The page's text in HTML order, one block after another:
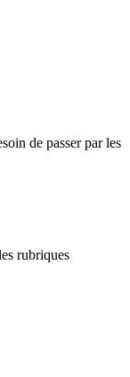
de passer par les
rubriques